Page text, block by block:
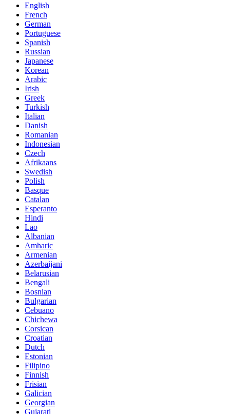
English
French
German
Portuguese
Spanish
Russian
Japanese
Korean
Arabic
Irish
Greek
Turkish
Italian
Danish
Romanian
Indonesian
Czech
Afrikaans
Swedish
Polish
Basque
Catalan
Esperanto
Hindi
Lao
Albanian
Amharic
Armenian
Azerbaijani
Belarusian
Bengali
Bosnian
Bulgarian
Cebuano
Chichewa
Corsican
Croatian
Dutch
Estonian
Filipino
Finnish
Frisian
Galician
Georgian
Gujarati